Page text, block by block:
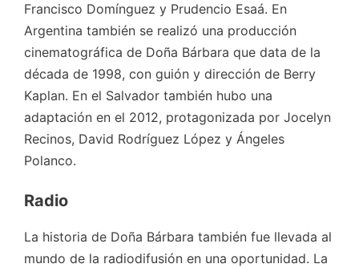
Francisco Domínguez y Prudencio Esaá. En
Argentina también se realizó una producción
cinematográfica de Doña Bárbara que data de la
década de 1998, con guión y dirección de Berry
Kaplan. En el Salvador también hubo una
adaptación en el 2012, protagonizada por Jocelyn
Recinos, David Rodríguez López y Ángeles
Polanco.
Radio
La historia de Doña Bárbara también fue llevada al
mundo de la radiodifusión en una oportunidad. La